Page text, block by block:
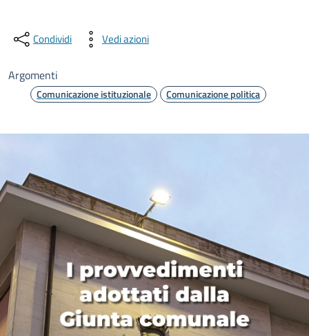
Condividi Vedi azioni
Argomenti
Comunicazione istituzionale Comunicazione politica